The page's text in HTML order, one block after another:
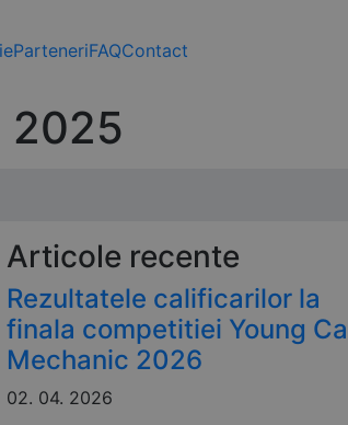
ParteneriFAQContact
2025
Articole recente
Rezultatele calificarilor la
finala competitiei Young
Mechanic 2026
02. 04. 2026